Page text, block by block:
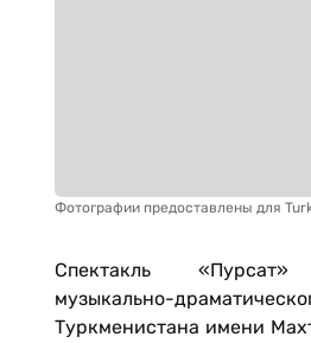
Фотографии предоставлены для
Спектакль «Пурсат»
музыкально-
Туркменистана имени